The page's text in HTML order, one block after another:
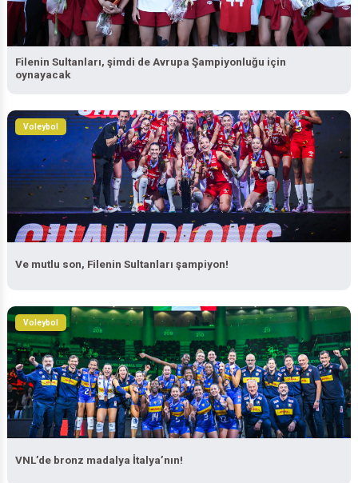
Filenin Sultanları, şimdi de Avrupa Şampiyonluğu için
oynayacak
Voleybol
Ve mutlu son, Filenin Sultanları şampiyon!
Voleybol
VNL’de bronz madalya İtalya’nın!